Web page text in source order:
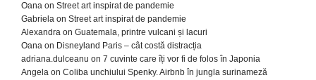
Oana on Street art inspirat de pandemie
Gabriela on Street art inspirat de pandemie
Alexandra on Guatemala, printre vulcani și lacuri
Oana on Disneyland Paris – cât costă distracția
adriana.dulceanu on 7 cuvinte care îți vor fi de folos în Japonia
Angela on Coliba unchiului Spenky. Airbnb în jungla surinameză